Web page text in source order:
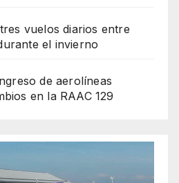
vuelos diarios entre
el invierno
de aerolíneas
en la RAAC 129